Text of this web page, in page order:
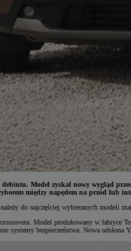
Model zyskał nowy wygląd
między napędem na przód lub
do najczęściej wybieranych modeli
Model produkowany w
systemy bezpieczeństwa. Nowa